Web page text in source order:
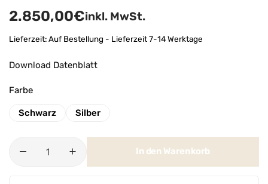
2.850,00€inkl. MwSt.
Lieferzeit:Auf Bestellung - Lieferzeit 7-14 Werktage
Download Datenblatt
Farbe
Schwarz Silber
In den Warenkorb